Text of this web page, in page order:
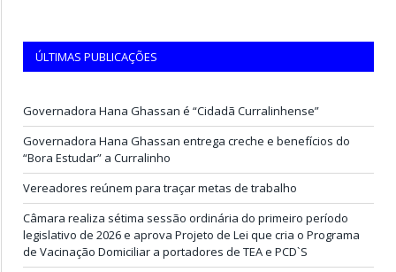
ÚLTIMAS PUBLICAÇÕES
Governadora Hana Ghassan é “Cidadã Curralinhense”
Governadora Hana Ghassan entrega creche e benefícios do
“Bora Estudar” a Curralinho
Vereadores reúnem para traçar metas de trabalho
Câmara realiza sétima sessão ordinária do primeiro período
legislativo de 2026 e aprova Projeto de Lei que cria o Programa
de Vacinação Domiciliar a portadores de TEA e PCD`S